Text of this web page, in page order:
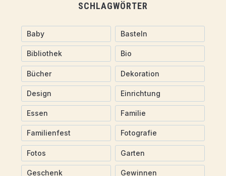
SCHLAGWÖRTER
Baby Basteln
Bibliothek Bio
Bücher Dekoration
Design Einrichtung
Essen Familie
Familienfest Fotografie
Fotos Garten
Geschenk Gewinnen